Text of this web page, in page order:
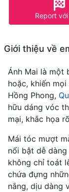
Report
Giới thiệu về
Ánh Mai là một
hoặc, khiến
Hồng Phong,
hữu dáng vóc
mại, khắc họa
Mái tóc mượt
nổi bật dễ
không chỉ toát
chứa đựng
nắng, dịu dàng